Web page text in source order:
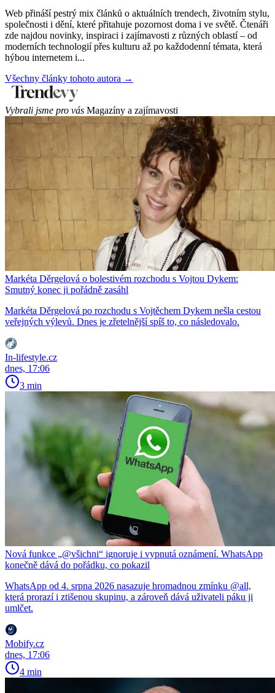
Web přináší pestrý mix článků o aktuálních trendech, životním stylu,
společnosti i dění, které přitahuje pozornost doma i ve světě. Čtenáři
zde najdou novinky, inspiraci i zajímavosti z různých oblastí – od
moderních technologií přes kulturu až po každodenní témata, která
hýbou internetem i...
Všechny články tohoto autora →
Vybrali jsme pro vás Magazíny a zajímavosti
Markéta Děrgelová o bolestivém rozchodu s Vojtou Dykem:
Smutný konec ji pořádně zasáhl
Markéta Děrgelová po rozchodu s Vojtěchem Dykem nešla cestou
veřejných výlevů. Dnes je zřetelnější spíš to, co následovalo.
In-lifestyle.cz
dnes, 17:06
3 min
Nová funkce „@všichni“ ignoruje i vypnutá oznámení. WhatsApp
konečně dává do pořádku, co pokazil
WhatsApp od 4. srpna 2026 nasazuje hromadnou zmínku @all,
která prorazí i ztišenou skupinu, a zároveň dává uživateli páku ji
umlčet.
Mobify.cz
dnes, 17:06
4 min